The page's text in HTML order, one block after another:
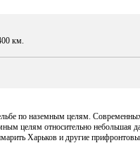
км.
по наземным целям.
целям относительно небольшая
Харьков и другие